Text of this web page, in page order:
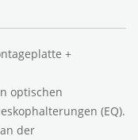
+
optischen
(EQ).
der